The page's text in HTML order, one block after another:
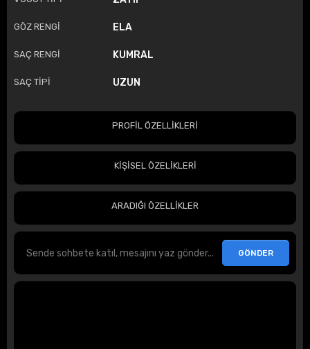
GÖZ RENGİ ELA
SAÇ RENGİ KUMRAL
SAÇ TİPİ UZUN
PROFİL ÖZELLİKLERİ
KİŞİSEL ÖZELİKLERİ
ARADIĞI ÖZELLİKLER